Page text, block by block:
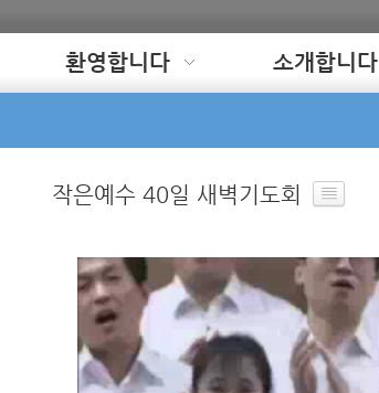
환영합니다 소개합니다
작은예수 40일 새벽기도회